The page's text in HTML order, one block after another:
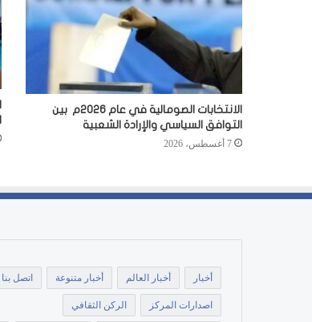
الانتخابات الصومالية في عام 2026م بين
التوافق السياسي والإرادة الشعبية
7 أغسطس، 2026
أخبار أخبار العالم أخبار متنوعة اتصل بنا
اصدارات المركز الركن الثقافي